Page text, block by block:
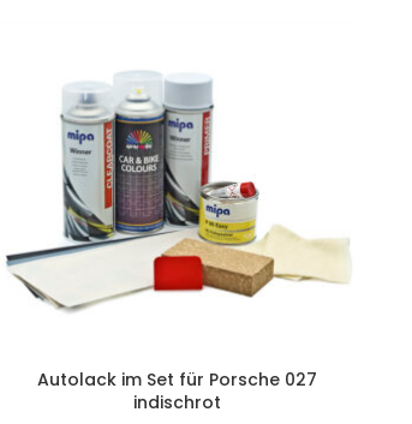
Autolack im Set für Porsche 027
indischrot